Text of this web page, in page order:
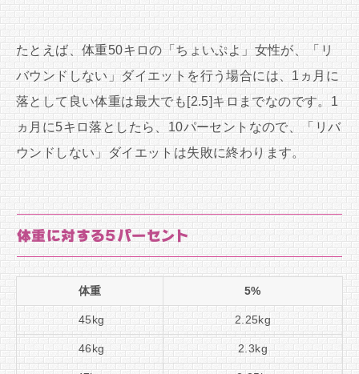
たとえば、体重50キロの「ちょいぷよ」女性が、「リ
バウンドしない」ダイエットを行う場合には、1ヵ月に
落として良い体重は最大でも[2.5]キロまでなのです。1
ヵ月に5キロ落としたら、10パーセントなので、「リバ
ウンドしない」ダイエットは失敗に終わります。
体重に対する5パーセント
体重 5%
45kg 2.25kg
46kg 2.3kg